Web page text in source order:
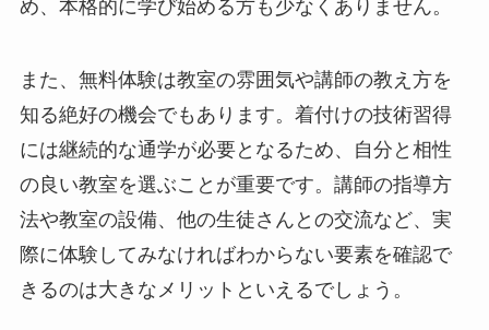
め、本格的に学び始める方も少なくありません。
また、無料体験は教室の雰囲気や講師の教え方を
知る絶好の機会でもあります。着付けの技術習得
には継続的な通学が必要となるため、自分と相性
の良い教室を選ぶことが重要です。講師の指導方
法や教室の設備、他の生徒さんとの交流など、実
際に体験してみなければわからない要素を確認で
きるのは大きなメリットといえるでしょう。